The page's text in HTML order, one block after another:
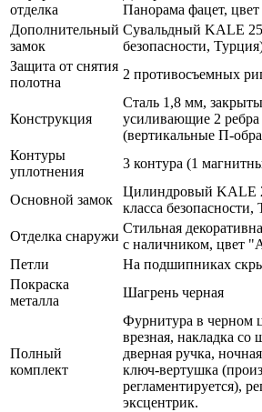
отделка
Панорама фацет,
Дополнительный
замок
Сувальдный KALE
безопасности,
Защита от снятия
полотна
2 противосъемных
Конструкция
Сталь 1,8 мм,
усиливающие 2 ребра
(вертикальные П-
Контуры
уплотнения
3 контура (1
Основной замок
Цилиндровый KALE
класса безопасности,
Отделка снаружи
Стильная
с наличником, цвет
Петли
На подшипниках
Покраска
металла
Шагрень черная
Полный
комплект
Фурнитура в черном
врезная, накладка со
дверная ручка,
ключ-вертушка
регламентируется),
эксцентрик.